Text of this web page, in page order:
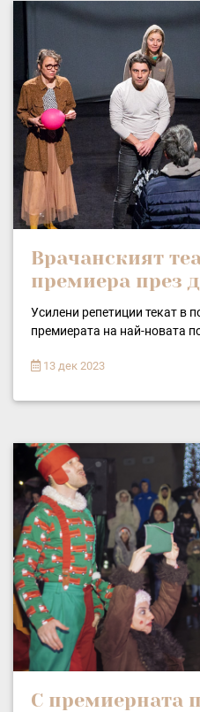
Врачанският
премиера през
Усилени репетиции текат в
премиерата на най-новата
13 дек 2023
С премиерната